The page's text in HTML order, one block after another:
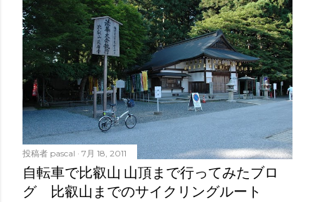
投稿者 pascal 7月 18, 2011
自転車で比叡山 山頂まで行ってみたブロ
グ 比叡山までのサイクリングルート